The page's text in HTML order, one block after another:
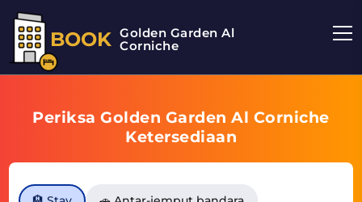
BOOK Golden Garden Al
Corniche
Periksa Golden Garden Al Corniche
Ketersediaan